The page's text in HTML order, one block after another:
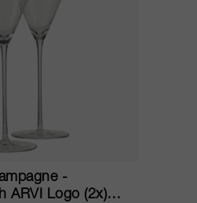
-
ARVI Logo (2x)